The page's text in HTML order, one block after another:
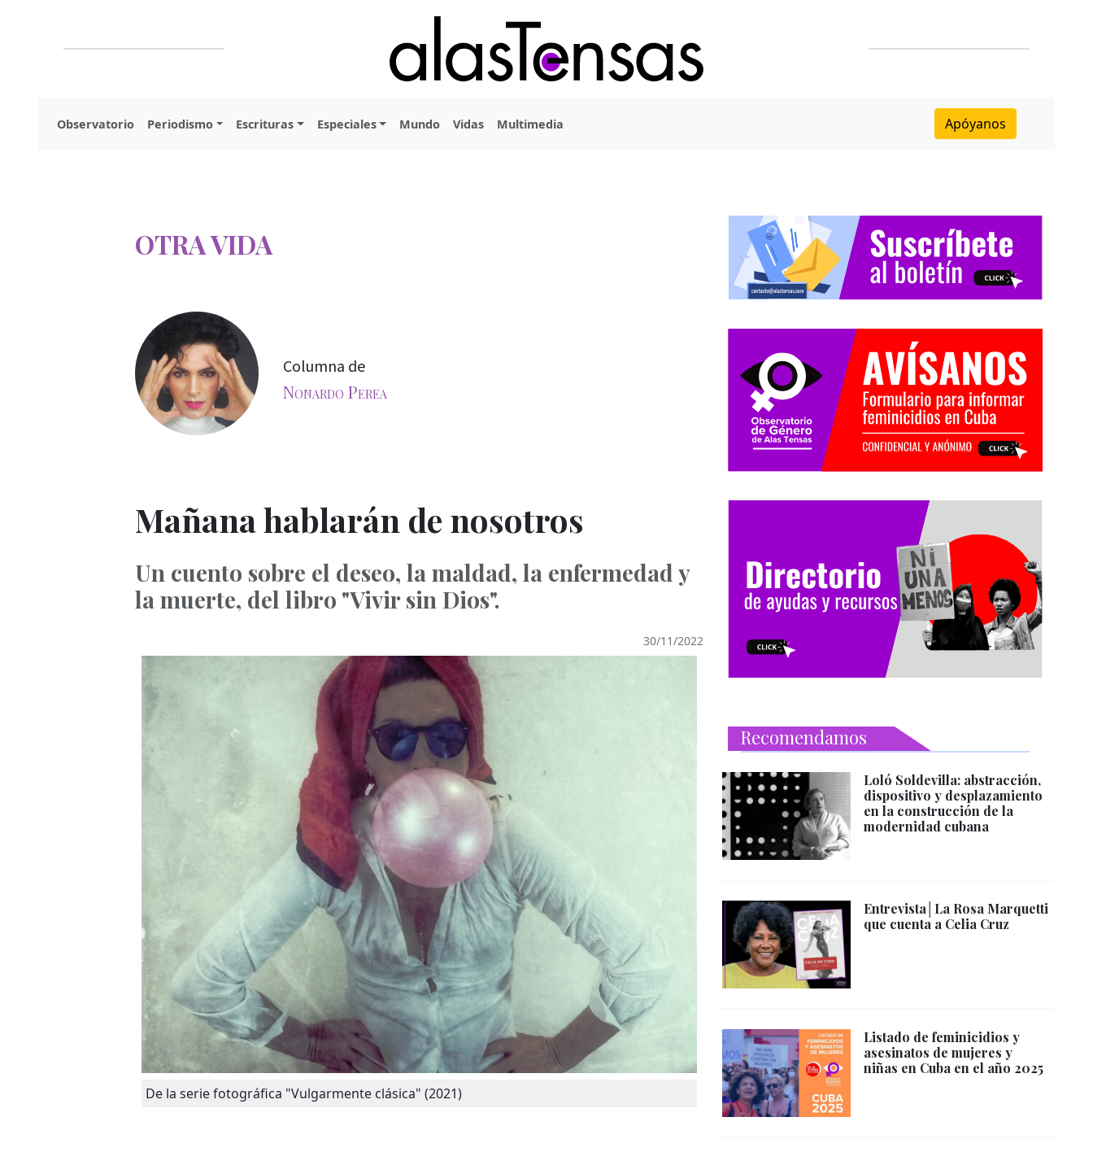
Observatorio Periodismo Escrituras Especiales Mundo Vidas Multimedia Apóyanos
OTRA VIDA
Columna de
Nonardo Perea
Mañana hablarán de nosotros
Un cuento sobre el deseo, la maldad, la enfermedad y
la muerte, del libro "Vivir sin Dios".
30/11/2022
De la serie fotográfica "Vulgarmente clásica" (2021)
Recomendamos
Loló Soldevilla: abstracción,
dispositivo y desplazamiento
en la construcción de la
modernidad cubana
Entrevista│La Rosa Marquetti
que cuenta a Celia Cruz
Listado de feminicidios y
asesinatos de mujeres y
niñas en Cuba en el año 2025